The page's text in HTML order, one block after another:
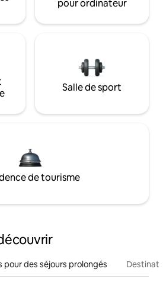
pour ordinateur
Salle de sport
de tourisme
des séjours prolongés